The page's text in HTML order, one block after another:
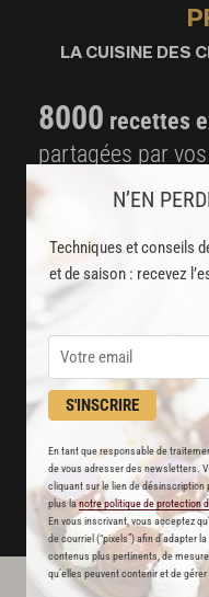
N’EN
Techniques et conseils
et de saison : recevez
S'INSCRIRE
En tant que responsable de
de vous adresser des newsletters.
cliquant sur le lien de
plus lanotre politique de protection
En vous inscrivant, vous acceptez
de courriel (“pixels”) afin d’adapter
contenus plus pertinents, de
qu’elles peuvent contenir et de
LA CUISINE DES
8000 recettes
partagées par
2000
vidéos
et techniques de
Des nouveautés
Stop pub
un service garanti
DÉJÀ